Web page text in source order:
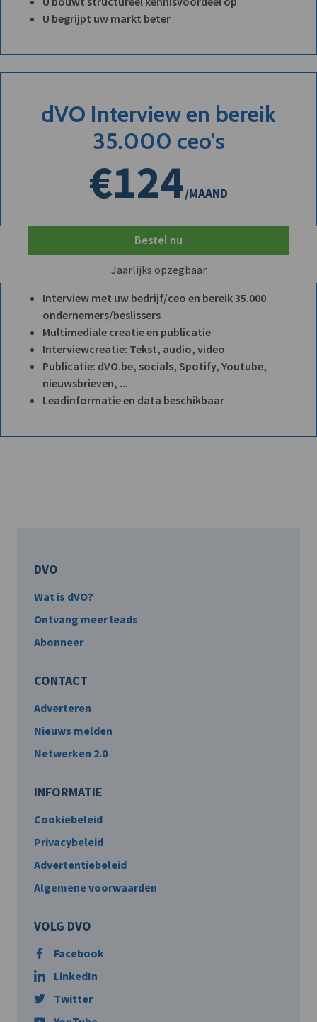
U begrijpt uw markt beter
dVO Interview en bereik
35.000 ceo's
€124/MAAND
Bestel nu
Jaarlijks opzegbaar
Interview met uw bedrijf/ceo en bereik 35.000
ondernemers/beslissers
Multimediale creatie en publicatie
Interviewcreatie: Tekst, audio, video
Publicatie: dVO.be, socials, Spotify, Youtube,
nieuwsbrieven, ...
Leadinformatie en data beschikbaar
DVO
Wat is dVO?
Ontvang meer leads
Abonneer
CONTACT
Adverteren
Nieuws melden
Netwerken 2.0
INFORMATIE
Cookiebeleid
Privacybeleid
Advertentiebeleid
Algemene voorwaarden
VOLG DVO
Facebook
LinkedIn
Twitter